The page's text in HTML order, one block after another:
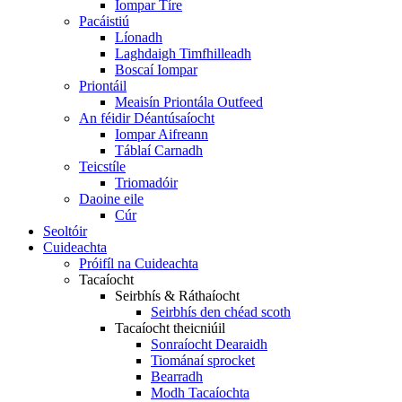
Iompar Tíre
Pacáistiú
Líonadh
Laghdaigh Timfhilleadh
Boscaí Iompar
Priontáil
Meaisín Priontála Outfeed
An féidir Déantúsaíocht
Iompar Aifreann
Táblaí Carnadh
Teicstíle
Triomadóir
Daoine eile
Cúr
Seoltóir
Cuideachta
Próifíl na Cuideachta
Tacaíocht
Seirbhís & Ráthaíocht
Seirbhís den chéad scoth
Tacaíocht theicniúil
Sonraíocht Dearaidh
Tiománaí sprocket
Bearradh
Modh Tacaíochta